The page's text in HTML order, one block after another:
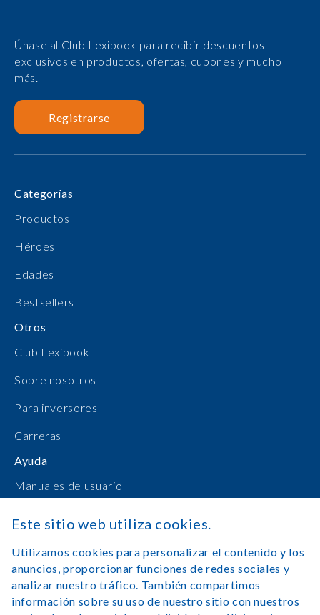
Únase al Club Lexibook para recibir descuentos
exclusivos en productos, ofertas, cupones y mucho
más.
Registrarse
Categorías
Productos
Héroes
Edades
Bestsellers
Otros
Club Lexibook
Sobre nosotros
Para inversores
Carreras
Ayuda
Manuales de usuario
Registrarse
Este sitio web utiliza cookies.
Utilizamos cookies para personalizar el contenido y los
anuncios, proporcionar funciones de redes sociales y
analizar nuestro tráfico. También compartimos
información sobre su uso de nuestro sitio con nuestros